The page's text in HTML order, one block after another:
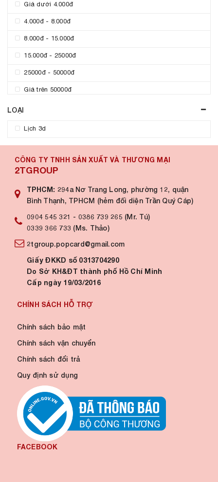
Giá dưới 4.000đ
4.000đ - 8.000đ
8.000đ - 15.000đ
15.000đ - 25000đ
25000đ - 50000đ
Giá trên 50000đ
LOẠI
Lịch 3d
CÔNG TY TNHH SẢN XUẤT VÀ THƯƠNG MẠI
2TGROUP
TPHCM: 294a Nơ Trang Long, phường 12, quận
Bình Thạnh, TPHCM (hẻm đối diện Trần Quý Cáp)
0904 545 321 - 0386 739 265 (Mr. Tú)
0339 366 733 (Ms. Thảo)
2tgroup.popcard@gmail.com
Giấy ĐKKD số 0313704290
Do Sở KH&ĐT thành phố Hồ Chí Minh
Cấp ngày 19/03/2016
CHÍNH SÁCH HỖ TRỢ
Chính sách bảo mật
Chính sách vận chuyển
Chính sách đổi trả
Quy định sử dụng
FACEBOOK